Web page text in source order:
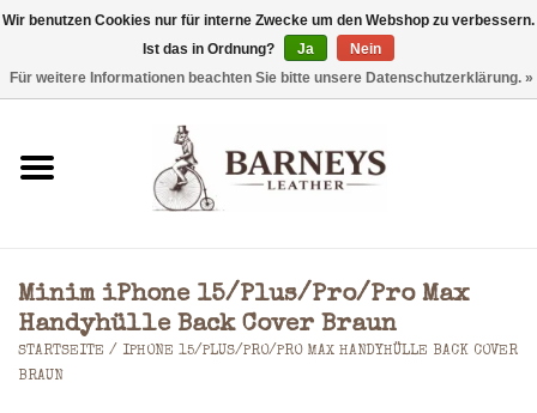
0 Artikel - €0,00
Geldbörse
Rucksäcke
Schultertaschen
Minim iPhone 15/Plus/Pro/Pro Max
Handyhülle Back Cover Braun
STARTSEITE / IPHONE 15/PLUS/PRO/PRO MAX HANDYHÜLLE BACK COVER
BRAUN
Wir benutzen Cookies nur für interne Zwecke um den Webshop zu verbessern.
Ist das in Ordnung?
Ja
Nein
Für weitere Informationen beachten Sie bitte unsere Datenschutzerklärung. »